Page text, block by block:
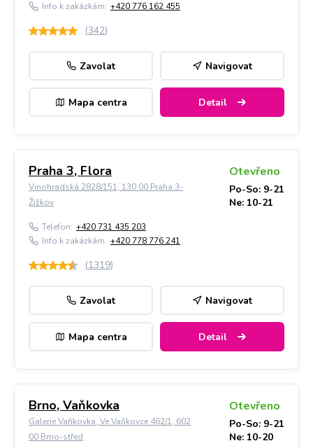
Info k zakázkám: +420 776 162 455
(342)
Zavolat Navigovat
Mapa centra Detail
Praha 3, Flora
Vinohradská 2828/151, 130 00 Praha 3-
Žižkov
Otevřeno
Po-So: 9-21
Ne: 10-21
Telefon: +420 731 435 203
Info k zakázkám: +420 778 776 241
(1319)
Zavolat Navigovat
Mapa centra Detail
Brno, Vaňkovka
Galerie Vaňkovka, Ve Vaňkovce 462/1, 602
00 Brno-střed
Otevřeno
Po-So: 9-21
Ne: 10-20